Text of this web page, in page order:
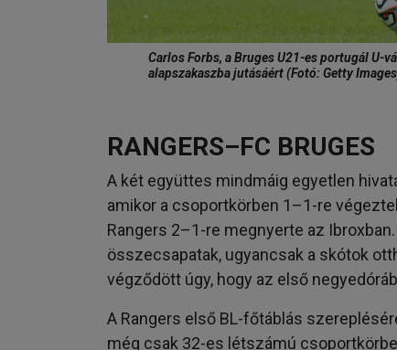
Carlos Forbs, a Bruges U21-es portugál U-
alapszakaszba jutásáért (Fotó: Getty
RANGERS–FC BRUGES
A két együttes mindmáig egyetlen
amikor a csoportkörben 1–1-re
Rangers 2–1-re megnyerte az
összecsapatak, ugyancsak a skótok
végződött úgy, hogy az első
A Rangers első BL-főtáblás
még csak 32-es létszámú